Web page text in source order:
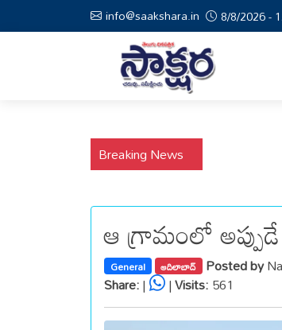
info@saakshara.in 8/8/2026 -
Breaking News
ఆ గ్రామంలో
General ఆదిలాబాద్ Posted by
Share:| |Visits:561